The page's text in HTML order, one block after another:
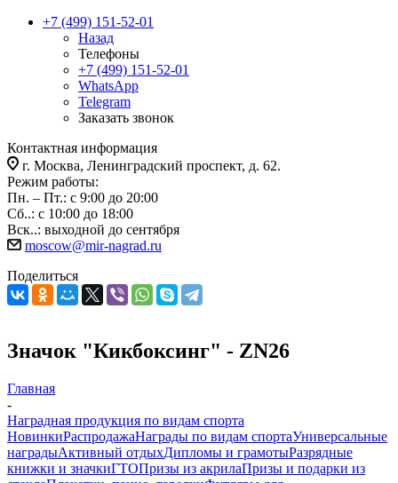
+7 (499) 151-52-01
Назад
Телефоны
+7 (499) 151-52-01
WhatsApp
Telegram
Заказать звонок
Контактная информация
г. Москва, Ленинградский проспект, д. 62.
Режим работы:
Пн. – Пт.: с 9:00 до 20:00
Сб..: с 10:00 до 18:00
Вск..: выходной до сентября
moscow@mir-nagrad.ru
Поделиться
Значок "Кикбоксинг" - ZN26
Главная
-
Наградная продукция по видам спорта
НовинкиРаспродажаНаграды по видам спортаУниверсальные
наградыАктивный отдыхДипломы и грамотыРазрядные
книжки и значкиГТОПризы из акрилаПризы и подарки из